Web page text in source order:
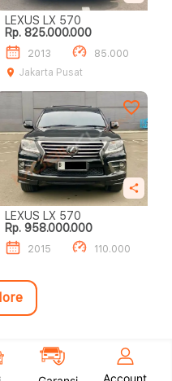
LEXUS LX 570
Rp. 825.000.000
2013
85.000
Jakarta Pusat
LEXUS LX 570
Rp. 958.000.000
2015 110.000
Account